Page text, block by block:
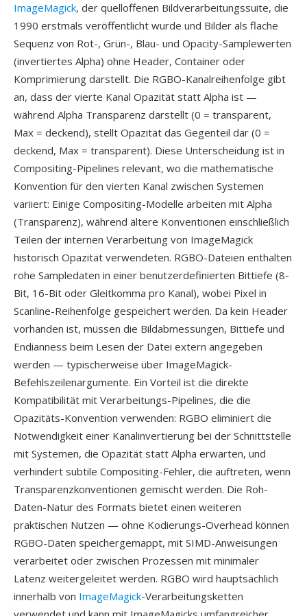
ImageMagick, der quelloffenen Bildverarbeitungssuite, die
1990 erstmals veröffentlicht wurde und Bilder als flache
Sequenz von Rot-, Grün-, Blau- und Opacity-Samplewerten
(invertiertes Alpha) ohne Header, Container oder
Komprimierung darstellt. Die RGBO-Kanalreihenfolge gibt
an, dass der vierte Kanal Opazität statt Alpha ist —
während Alpha Transparenz darstellt (0 = transparent,
Max = deckend), stellt Opazität das Gegenteil dar (0 =
deckend, Max = transparent). Diese Unterscheidung ist in
Compositing-Pipelines relevant, wo die mathematische
Konvention für den vierten Kanal zwischen Systemen
variiert: Einige Compositing-Modelle arbeiten mit Alpha
(Transparenz), während ältere Konventionen einschließlich
Teilen der internen Verarbeitung von ImageMagick
historisch Opazität verwendeten. RGBO-Dateien enthalten
rohe Sampledaten in einer benutzerdefinierten Bittiefe (8-
Bit, 16-Bit oder Gleitkomma pro Kanal), wobei Pixel in
Scanline-Reihenfolge gespeichert werden. Da kein Header
vorhanden ist, müssen die Bildabmessungen, Bittiefe und
Endianness beim Lesen der Datei extern angegeben
werden — typischerweise über ImageMagick-
Befehlszeilenargumente. Ein Vorteil ist die direkte
Kompatibilität mit Verarbeitungs-Pipelines, die die
Opazitäts-Konvention verwenden: RGBO eliminiert die
Notwendigkeit einer Kanalinvertierung bei der Schnittstelle
mit Systemen, die Opazität statt Alpha erwarten, und
verhindert subtile Compositing-Fehler, die auftreten, wenn
Transparenzkonventionen gemischt werden. Die Roh-
Daten-Natur des Formats bietet einen weiteren
praktischen Nutzen — ohne Kodierungs-Overhead können
RGBO-Daten speichergemappt, mit SIMD-Anweisungen
verarbeitet oder zwischen Prozessen mit minimaler
Latenz weitergeleitet werden. RGBO wird hauptsächlich
innerhalb von ImageMagick-Verarbeitungsketten